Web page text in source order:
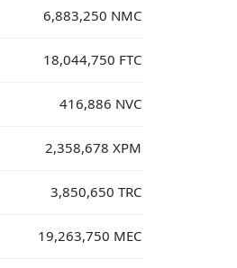
6,883,250 NMC
18,044,750 FTC
416,886 NVC
2,358,678 XPM
3,850,650 TRC
19,263,750 MEC